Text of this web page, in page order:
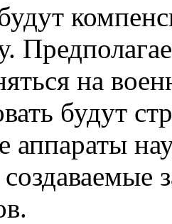
на
будут
аппараты